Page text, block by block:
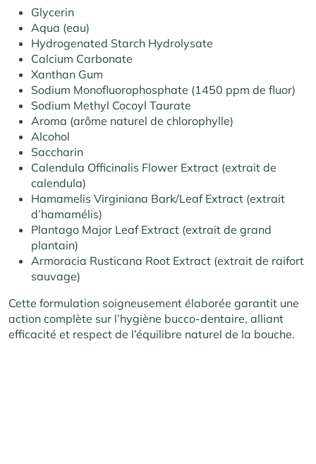
Glycerin
Aqua (eau)
Hydrogenated Starch Hydrolysate
Calcium Carbonate
Xanthan Gum
Sodium Monofluorophosphate (1450 ppm de fluor)
Sodium Methyl Cocoyl Taurate
Aroma (arôme naturel de chlorophylle)
Alcohol
Saccharin
Calendula Officinalis Flower Extract (extrait de
calendula)
Hamamelis Virginiana Bark/Leaf Extract (extrait
d’hamamélis)
Plantago Major Leaf Extract (extrait de grand
plantain)
Armoracia Rusticana Root Extract (extrait de raifort
sauvage)
Cette formulation soigneusement élaborée garantit une
action complète sur l’hygiène bucco-dentaire, alliant
efficacité et respect de l’équilibre naturel de la bouche.